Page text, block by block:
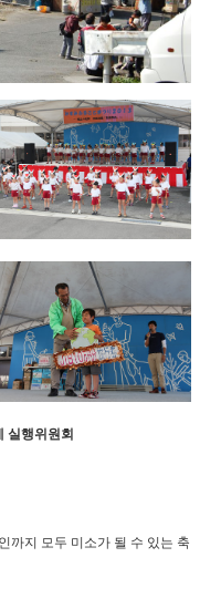
실행위원회
까지 모두 미소가 될 수 있는 축